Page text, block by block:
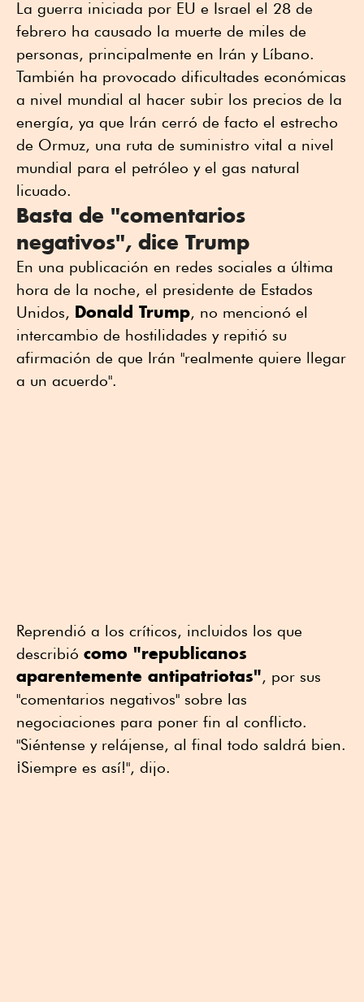
La guerra iniciada por EU e Israel el 28 de
febrero ha causado la muerte de miles de
personas, principalmente en Irán y Líbano.
También ha provocado dificultades económicas
a nivel mundial al hacer subir los precios de la
energía, ya que Irán cerró de facto el estrecho
de Ormuz, una ruta de suministro vital a nivel
mundial para el petróleo y el gas natural
licuado.
Basta de "comentarios
negativos", dice Trump
En una publicación en redes sociales a última
hora de la noche, el presidente de Estados
Unidos, Donald Trump, no mencionó el
intercambio de hostilidades y repitió su
afirmación de que Irán "realmente quiere llegar
a un acuerdo".
Reprendió a los críticos, incluidos los que
describió como "republicanos
aparentemente antipatriotas", por sus
"comentarios negativos" sobre las
negociaciones para poner fin al conflicto.
"Siéntense y relájense, al final todo saldrá bien.
¡Siempre es así!", dijo.